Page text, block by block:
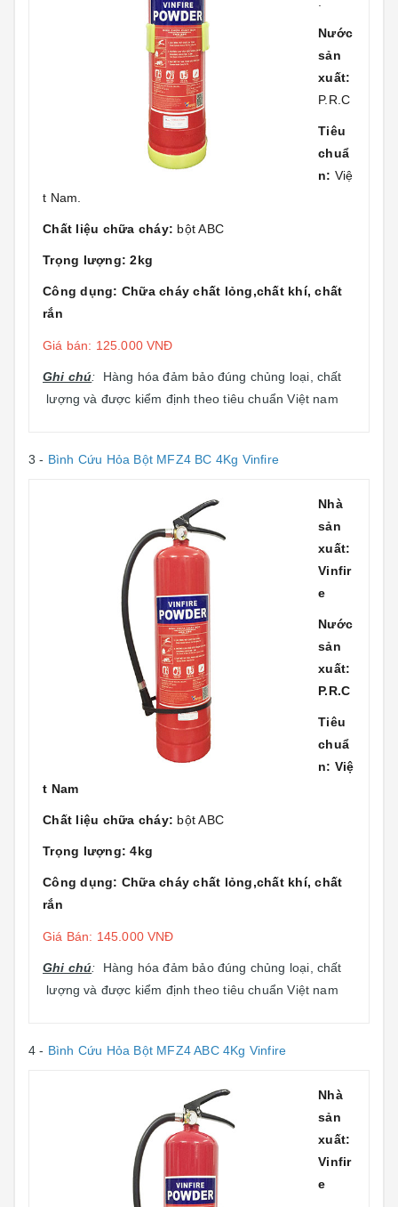
Nước
sản
xuất:
P.R.C
Tiêu
chuẩ
n: Việ
t Nam.
Chất liệu chữa cháy: bột ABC
Trọng lượng: 2kg
Công dụng: Chữa cháy chất lỏng,chất khí, chất
rắn
Giá bán: 125.000 VNĐ
Ghi chú: Hàng hóa đảm bảo đúng chủng loại, chất
lượng và được kiểm định theo tiêu chuẩn Việt nam
3 - Bình Cứu Hỏa Bột MFZ4 BC 4Kg Vinfire
Nhà
sản
xuất:
Vinfir
e
Nước
sản
xuất:
P.R.C
Tiêu
chuẩ
n: Việ
t Nam
Chất liệu chữa cháy: bột ABC
Trọng lượng: 4kg
Công dụng: Chữa cháy chất lỏng,chất khí, chất
rắn
Giá Bán: 145.000 VNĐ
Ghi chú: Hàng hóa đảm bảo đúng chủng loại, chất
lượng và được kiểm định theo tiêu chuẩn Việt nam
4 - Bình Cứu Hỏa Bột MFZ4 ABC 4Kg Vinfire
Nhà
sản
xuất:
Vinfir
e